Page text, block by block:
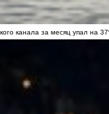
канала за месяц упал на